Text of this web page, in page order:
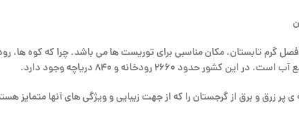
گرم تابستان، مکان مناسبی برای توریست ها می باشد. چرا که کوه ها،
کشور حدود ۲۶۶۰ رودخانه و ۸۴۰ دریاچه وجود دارد.